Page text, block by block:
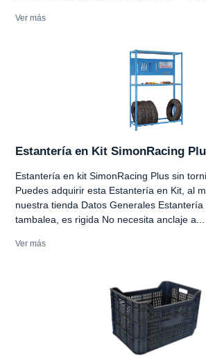
Ver más
Estantería en Kit SimonRacing
Estantería en kit SimonRacing Plus sin
Puedes adquirir esta Estantería en Kit, al
nuestra tienda Datos Generales
tambalea, es rigida No necesita anclaje a...
Ver más